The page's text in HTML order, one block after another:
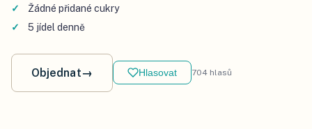
Žádné přidané cukry
5 jídel denně
Objednat→ Hlasovat 704 hlasů